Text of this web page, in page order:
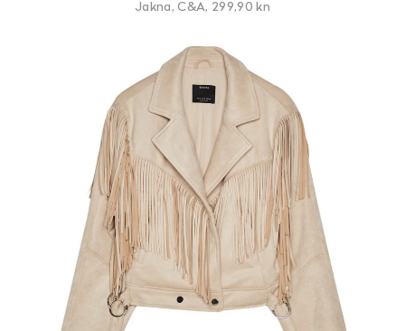
Jakna, C&A, 299,90 kn